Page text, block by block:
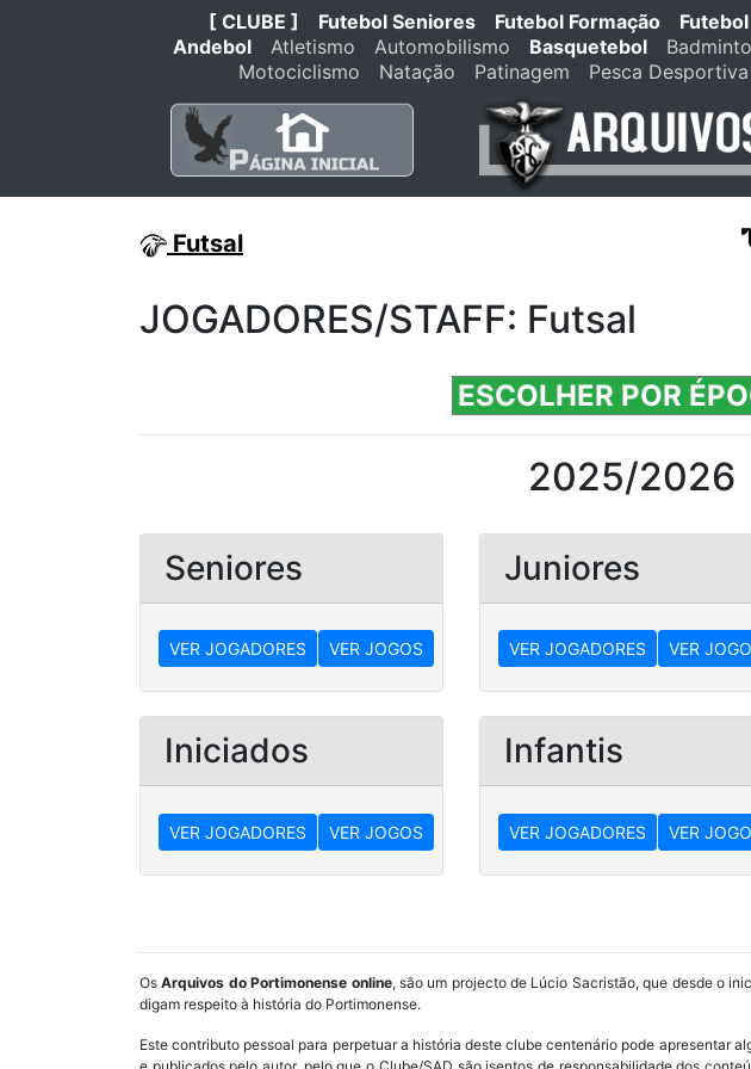
[ CLUBE ] Futebol Seniores Futebol Formação
Andebol
Atletismo Automobilismo Basquetebol
Motociclismo
Natação Patinagem Pesca Desportiva
Futsal
JOGADORES/STAFF: Futsal
2025/2026
Seniores
VER JOGADORES VER JOGOS
Juniores
VER JOGADORES VER
Iniciados
VER JOGADORES VER JOGOS
Infantis
VER JOGADORES VER
OsArquivos do Portimonense online, são um projecto de Lúcio Sacristão, que desde o
digam respeito à história do Portimonense.
Este contributo pessoal para perpetuar a história deste clube centenário pode apresentar